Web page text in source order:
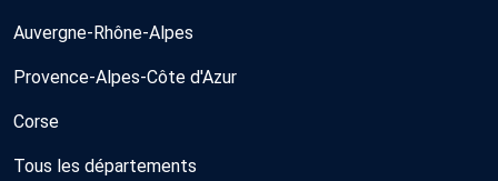
Auvergne-Rhône-Alpes
Provence-Alpes-Côte d'Azur
Corse
Tous les départements